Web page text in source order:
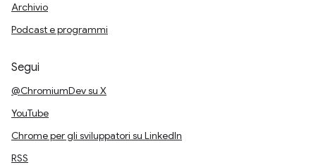
Archivio
Podcast e programmi
Segui
@ChromiumDev su X
YouTube
Chrome per gli sviluppatori su LinkedIn
RSS